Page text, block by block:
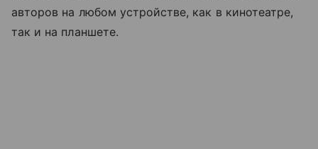
авторов на любом устройстве, как в кинотеатре,
так и на планшете.